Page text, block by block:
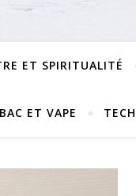
ET SPIRITUALITÉ
ET VAPE